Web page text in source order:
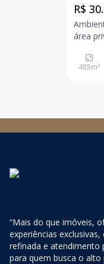
R$
área
485m²
“Mais do que imóveis,
experiências exclusivas,
refinada e atendimento
para quem busca o alto